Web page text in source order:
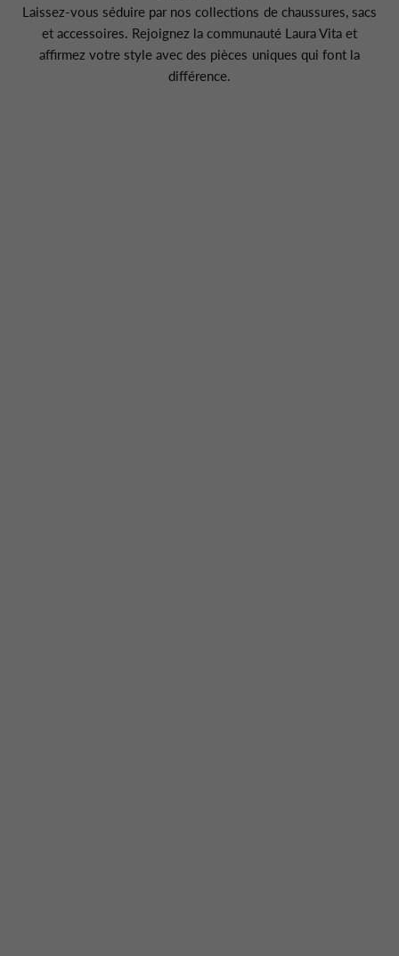
Laissez-vous séduire par nos collections de chaussures, sacs
et accessoires. Rejoignez la communauté Laura Vita et
affirmez votre style avec des pièces uniques qui font la
différence.